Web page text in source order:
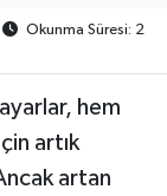
Okunma Süresi: 2
hem
artık
artan